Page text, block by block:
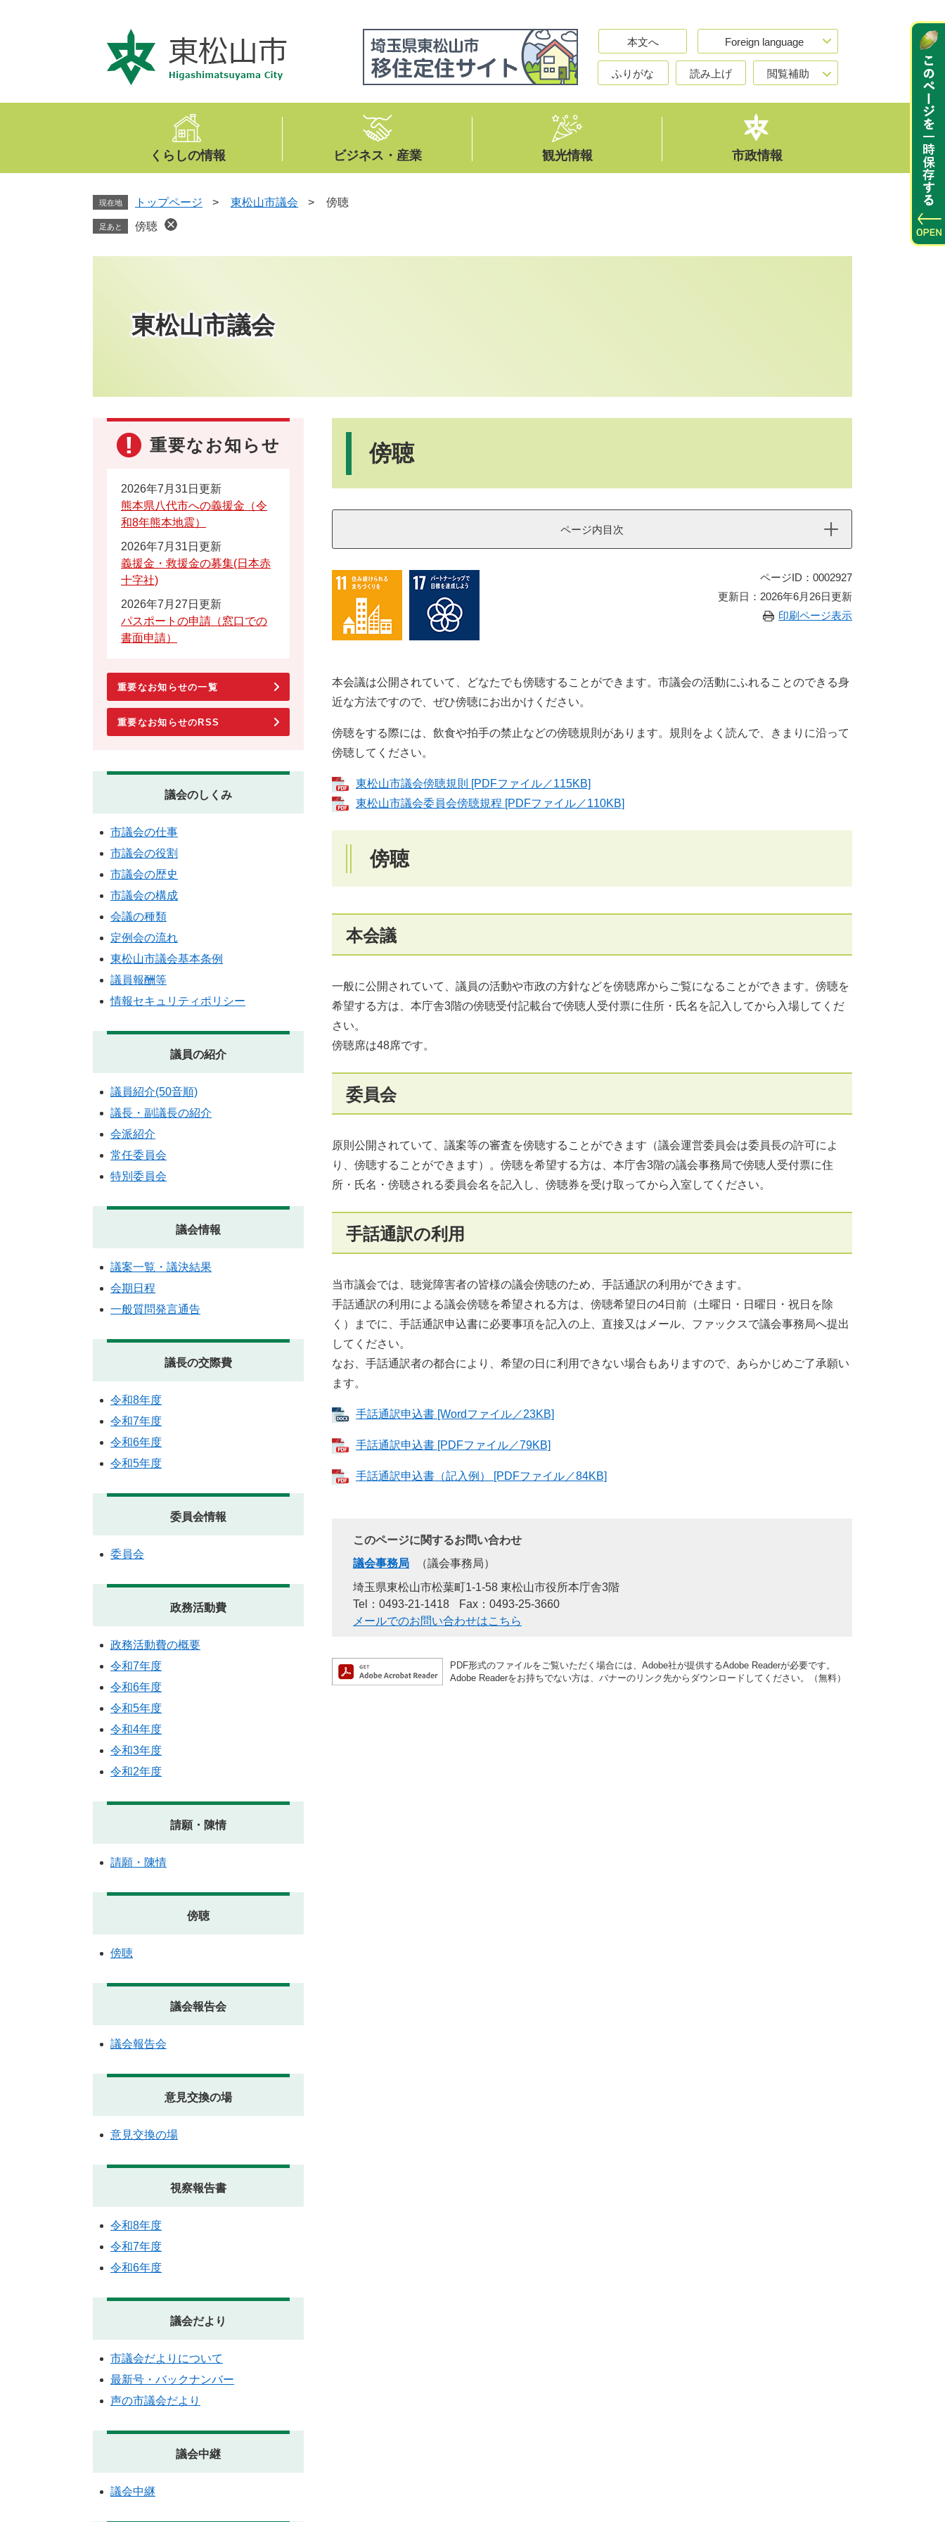
文
本文へ Foreign language
ふりがな 読み上げ 閲覧補助
くらしの情報 ビジネス・産業 観光情報 市政情報
現在地 トップページ > 東松山市議会 > 傍聴
足あと 傍聴
東松山市議会
傍聴
ページ内目次
ページID：0002927
更新日：2026年6月26日更新
印刷ページ表示
本会議は公開されていて、どなたでも傍聴することができます。市議会の活動にふれることのできる身
近な方法ですので、ぜひ傍聴にお出かけください。
傍聴をする際には、飲食や拍手の禁止などの傍聴規則があります。規則をよく読んで、きまりに沿って
傍聴してください。
東松山市議会傍聴規則 [PDFファイル／115KB]
東松山市議会委員会傍聴規程 [PDFファイル／110KB]
傍聴
本会議
一般に公開されていて、議員の活動や市政の方針などを傍聴席からご覧になることができます。傍聴を
希望する方は、本庁舎3階の傍聴受付記載台で傍聴人受付票に住所・氏名を記入してから入場してくだ
さい。
傍聴席は48席です。
委員会
原則公開されていて、議案等の審査を傍聴することができます（議会運営委員会は委員長の許可によ
り、傍聴することができます）。傍聴を希望する方は、本庁舎3階の議会事務局で傍聴人受付票に住
所・氏名・傍聴される委員会名を記入し、傍聴券を受け取ってから入室してください。
手話通訳の利用
当市議会では、聴覚障害者の皆様の議会傍聴のため、手話通訳の利用ができます。
手話通訳の利用による議会傍聴を希望される方は、傍聴希望日の4日前（土曜日・日曜日・祝日を除
く）までに、手話通訳申込書に必要事項を記入の上、直接又はメール、ファックスで議会事務局へ提出
してください。
なお、手話通訳者の都合により、希望の日に利用できない場合もありますので、あらかじめご了承願い
ます。
手話通訳申込書 [Wordファイル／23KB]
手話通訳申込書 [PDFファイル／79KB]
手話通訳申込書（記入例） [PDFファイル／84KB]
このページに関するお問い合わせ
議会事務局
議会事務局
埼玉県東松山市松葉町1-1-58 東松山市役所本庁舎3階
Tel：0493-21-1418
Fax：0493-25-3660
メールでのお問い合わせはこちら
PDF形式のファイルをご覧いただく場合には、Adobe社が提供するAdobe Readerが必要です。
Adobe Readerをお持ちでない方は、バナーのリンク先からダウンロードしてください。（無料）
重要なお知らせ
2026年7月31日更新
熊本県八代市への義援金（令
和8年熊本地震）
2026年7月31日更新
義援金・救援金の募集(日本赤
十字社)
2026年7月27日更新
パスポートの申請（窓口での
書面申請）
重要なお知らせの一覧
重要なお知らせのRSS
議会のしくみ
市議会の仕事
市議会の役割
市議会の歴史
市議会の構成
会議の種類
定例会の流れ
東松山市議会基本条例
議員報酬等
情報セキュリティポリシー
議員の紹介
議員紹介(50音順)
議長・副議長の紹介
会派紹介
常任委員会
特別委員会
議会情報
議案一覧・議決結果
会期日程
一般質問発言通告
議長の交際費
令和8年度
令和7年度
令和6年度
令和5年度
委員会情報
委員会
政務活動費
政務活動費の概要
令和7年度
令和6年度
令和5年度
令和4年度
令和3年度
令和2年度
請願・陳情
請願・陳情
傍聴
傍聴
議会報告会
議会報告会
意見交換の場
意見交換の場
視察報告書
令和8年度
令和7年度
令和6年度
議会だより
市議会だよりについて
最新号・バックナンバー
声の市議会だより
議会中継
議会中継